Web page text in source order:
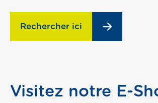
Rechercher ici
Visitez notre E-